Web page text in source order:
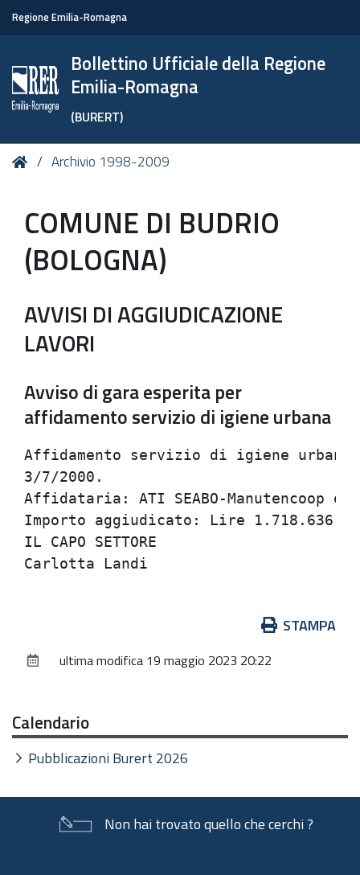
Regione Emilia-Romagna
Bollettino Ufficiale della Regione
Emilia-Romagna
(BURERT)
Tu HomeArchivio 1998-2009
COMUNE DI BUDRIO
(BOLOGNA)
AVVISI DI AGGIUDICAZIONE
LAVORI
Avviso di gara esperita per
affidamento servizio di igiene urbana
Affidamento servizio di igiene
3/7/
Affidataria: ATI SEABO-
Importo aggiudicato: Lire
IL CAPO
documento
STAMPA
ultima modifica 19 maggio 2023 20:22
Calendario
Pubblicazioni Burert 2026
Non hai trovato quello che cerchi ?